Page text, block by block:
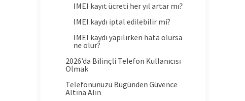
IMEI kayıt ücreti her yıl artar mı?
IMEI kaydı iptal edilebilir mi?
IMEI kaydı yapılırken hata olursa
ne olur?
2026’da Bilinçli Telefon Kullanıcısı
Olmak
Telefonunuzu Bugünden Güvence
Altına Alın